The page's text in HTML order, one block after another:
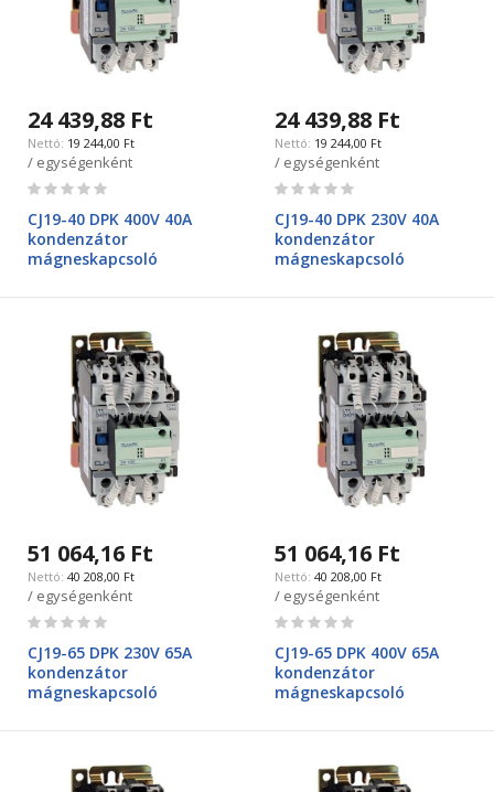
24 439,88 Ft
19 244,00 Ft
/ egységenként
Rating:
CJ19-40 DPK 400V 40A
kondenzátor
mágneskapcsoló
24 439,88 Ft
19 244,00 Ft
/ egységenként
Rating:
CJ19-40 DPK 230V 40A
kondenzátor
mágneskapcsoló
51 064,16 Ft
40 208,00 Ft
/ egységenként
Rating:
CJ19-65 DPK 230V 65A
kondenzátor
mágneskapcsoló
51 064,16 Ft
40 208,00 Ft
/ egységenként
Rating:
CJ19-65 DPK 400V 65A
kondenzátor
mágneskapcsoló